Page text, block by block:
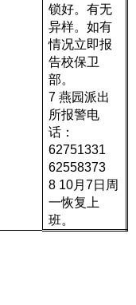
锁好。有无
异样。如有
情况立即报
告校保卫
部。
7 燕园派出
所报警电
话：
62751331
62558373
8 10月 7日周
一恢复上
班。